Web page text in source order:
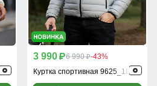
3 990 p6 990 p-43%
Куртка спортивная 9625_1B